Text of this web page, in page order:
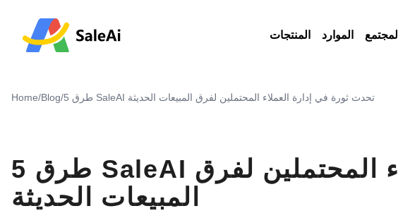
المنتجات الموارد المجتمع
Home/Blog/ 5 طرق SaleAI تحدث ثورة في إدارة العملاء المحتملين لفرق المبيعات الحديثة
5 طرق SaleAI تحدث ثورة في إدارة العملاء المحتملين لفرق
المبيعات الحديثة